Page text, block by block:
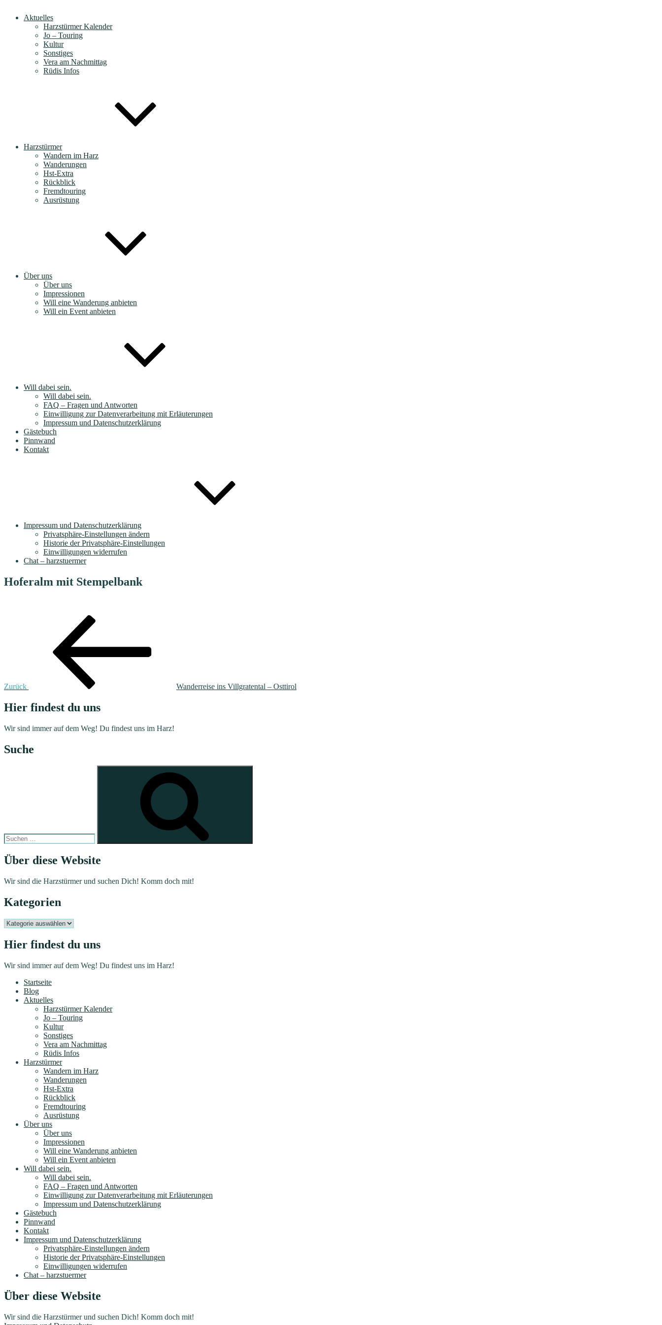
Aktuelles
Harzstürmer Kalender
Jo – Touring
Kultur
Sonstiges
Vera am Nachmittag
Rüdis Infos
Harzstürmer
Wandern im Harz
Wanderungen
Hst-Extra
Rückblick
Fremdtouring
Ausrüstung
Über uns
Über uns
Impressionen
Will eine Wanderung anbieten
Will ein Event anbieten
Will dabei sein.
Will dabei sein.
FAQ – Fragen und Antworten
Einwilligung zur Datenverarbeitung mit Erläuterungen
Impressum und Datenschutzerklärung
Gästebuch
Pinnwand
Kontakt
Impressum und Datenschutzerklärung
Privatsphäre-Einstellungen ändern
Historie der Privatsphäre-Einstellungen
Einwilligungen widerrufen
Chat – harzstuermer
Hoferalm mit Stempelbank
Beitragsnavigation
Zurück Wanderreise ins Villgratental – Osttirol
Hier findest du uns
Wir sind immer auf dem Weg! Du findest uns im Harz!
Suche
Über diese Website
Wir sind die Harzstürmer und suchen Dich! Komm doch mit!
Kategorien
Kategorien
Hier findest du uns
Wir sind immer auf dem Weg! Du findest uns im Harz!
Startseite
Blog
Aktuelles
Harzstürmer Kalender
Jo – Touring
Kultur
Sonstiges
Vera am Nachmittag
Rüdis Infos
Harzstürmer
Wandern im Harz
Wanderungen
Hst-Extra
Rückblick
Fremdtouring
Ausrüstung
Über uns
Über uns
Impressionen
Will eine Wanderung anbieten
Will ein Event anbieten
Will dabei sein.
Will dabei sein.
FAQ – Fragen und Antworten
Einwilligung zur Datenverarbeitung mit Erläuterungen
Impressum und Datenschutzerklärung
Gästebuch
Pinnwand
Kontakt
Impressum und Datenschutzerklärung
Privatsphäre-Einstellungen ändern
Historie der Privatsphäre-Einstellungen
Einwilligungen widerrufen
Chat – harzstuermer
Über diese Website
Wir sind die Harzstürmer und suchen Dich! Komm doch mit!